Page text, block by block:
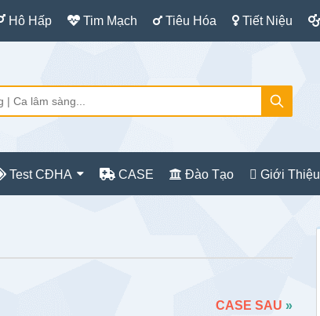
Hô Hấp Tim Mạch Tiêu Hóa Tiết Niệu
Test CĐHA CASE Đào Tạo Giới Thiệu
CASE SAU »